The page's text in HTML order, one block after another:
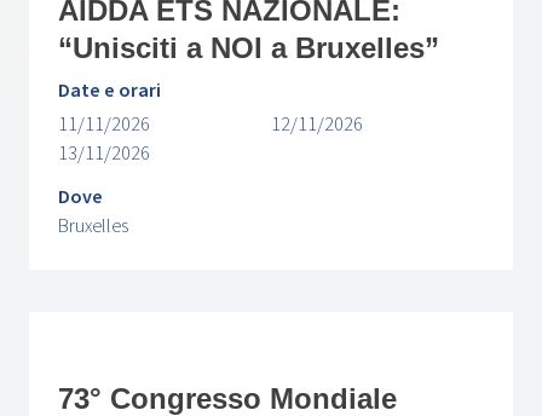
AIDDA ETS NAZIONALE:
“Unisciti a NOI a Bruxelles”
Date e orari
11/11/2026
12/11/2026
13/11/2026
Dove
Bruxelles
73° Congresso Mondiale